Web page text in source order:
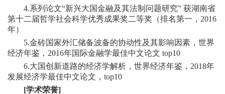
4.系列论文“新兴大国金融及其法制问题研究” 获湖南省
第十二届哲学社会科学优秀成果奖二等奖（排名第一，2016
年）
5.金砖国家外汇储备波备的协动性及其影响因素，世界
经济年鉴，2016年国际金融学最佳中文论文 top10
6.大国创新道路的经济学解析，世界经济年鉴，2018年
发展经济学最佳中文论文，top10
[学术荣誉]